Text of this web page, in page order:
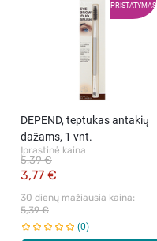
PRISTATYMAS
DEPEND, teptukas antakių
dažams, 1 vnt.
Įprastinė kaina
3,77 €
5,39 €
30 dienų mažiausia kaina:
5,39 €
0